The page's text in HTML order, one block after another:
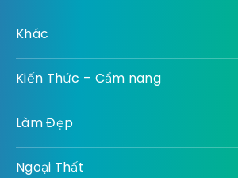
Khác
Kiến Thức – Cẩm nang
Làm Đẹp
Ngoại Thất